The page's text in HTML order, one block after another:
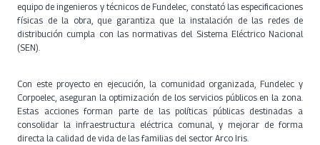
equipo de ingenieros y técnicos de Fundelec, constató las especificaciones
físicas de la obra, que garantiza que la instalación de las redes de
distribución cumpla con las normativas del Sistema Eléctrico Nacional
(SEN).
Con este proyecto en ejecución, la comunidad organizada, Fundelec y
Corpoelec, aseguran la optimización de los servicios públicos en la zona.
Estas acciones forman parte de las políticas públicas destinadas a
consolidar la infraestructura eléctrica comunal, y mejorar de forma
directa la calidad de vida de las familias del sector Arco Iris.